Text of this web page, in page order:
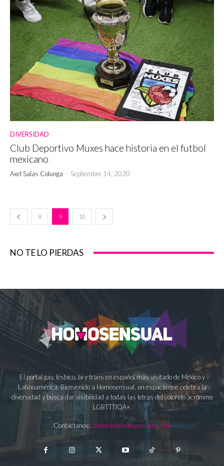
DIVERSIDAD
Club Deportivo Muxes hace historia en el futbol
mexicano
Axel Salas Colunga - Septiembre 14, 2020
8 9 10
NO TE LO PIERDAS
El portal gay, lésbico, bi y trans en español más visitado de México y
Latinoamérica. Bienvenido a Homosensual, un espacio que celebra la
diversidad y busca dar visibilidad a todas las letras del colorido acrónimo
LGBTTTIQA+.
Contáctanos: contacto@homosensual.com